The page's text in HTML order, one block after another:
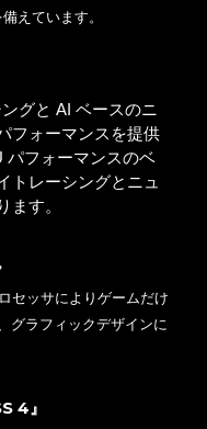
えています。
グと AI ベースのニ
フォーマンスを提供
パフォーマンスのベ
トレーシングとニュ
ます。
セッサによりゲームだけ
グラフィックデザインに
4』